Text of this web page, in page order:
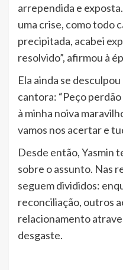
arrependida e
uma crise, como todo
precipitada, acabei
resolvido”, afirmou à
Ela ainda se
cantora: “Peço
à minha noiva
vamos nos acertar e
Desde então, Yasmin
sobre o assunto. Nas
seguem divididos:
reconciliação, outros
relacionamento
desgaste.